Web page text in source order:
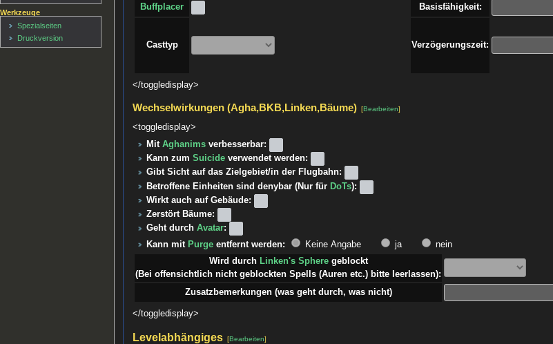
Buffplacer Basisfähigkeit:
Casttyp Verzögerungszeit:
</toggledisplay>
Wechselwirkungen (Agha,BKB,Linken,Bäume) [Bearbeiten]
<toggledisplay>
MitAghanims verbesserbar:
Kann zumSuicide verwendet werden:
Gibt Sicht auf das Zielgebiet/in der Flugbahn:
Betroffene Einheiten sind denybar (Nur für DoTs):
Wirkt auch auf Gebäude:
Zerstört Bäume:
Geht durchAvatar:
Kann mit Purge entfernt werden: Keine Angabe ja
nein
Wird durch Linken's Spheregeblockt
(Bei offensichtlich nicht geblockten Spells (Auren etc.) bitte leerlassen):
Zusatzbemerkungen (was geht durch, was nicht)
</toggledisplay>
Levelabhängiges [Bearbeiten]
Werkzeuge
Spezialseiten
Druckversion